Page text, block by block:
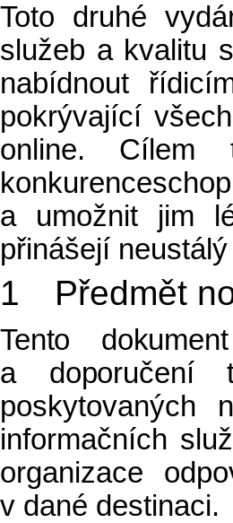
Toto druhé
služeb a kvalitu
nabídnout
pokrývající
online. Cílem
a umožnit jim
přinášejí
1 Předmět
Tento
a doporučení
poskytovaných
informačních
organizace
v dané destinaci.